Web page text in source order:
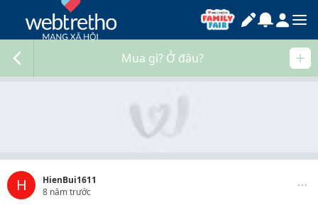
Mua gì? Ở đâu?
H
HienBui1611
8 năm trước